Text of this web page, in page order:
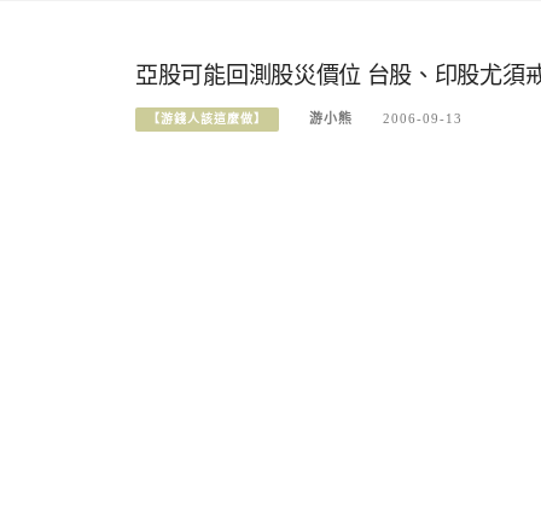
亞股可能回測股災價位 台股、印股尤須
【游錢人該這麼做】 游小熊 2006-09-13